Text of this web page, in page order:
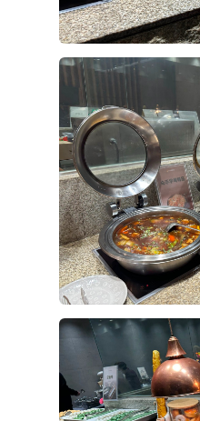
쌈채소 등 기본 반찬이
적으로 간이 자극적이
계속해서 채워주셔서
는 점도 좋았습니다.
뷔페 동선도 넓고 쾌적
지 않았고, 음식 종류도
져 있어 남녀노소 모두
다. 무엇보다 음식의 신
들도 만족하실 것 같다
결혼식은 식사가 중요한
맛과 종류, 청결까지 모
하객분들을 모실 수 있
산물과 회 코너가 가장
의사가 있을 정도로 만
후기가 도움이 되었나요?
강문수, 조효정 2026-
위더스 영등포점 아모
까지 진행했습니다. 여
하게 생각했던 부분은
식 당일의 이동 동선이
아모르홀은 전체적으
갔을 때부터 마음에 들
럽고 따뜻한 느낌의 예
생각했던 이미지와 잘
더 보기